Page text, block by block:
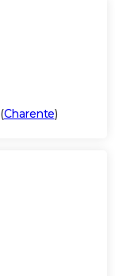
(Charente)